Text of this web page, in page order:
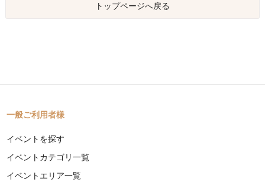
トップページへ戻る
一般ご利用者様
イベントを探す
イベントカテゴリ一覧
イベントエリア一覧